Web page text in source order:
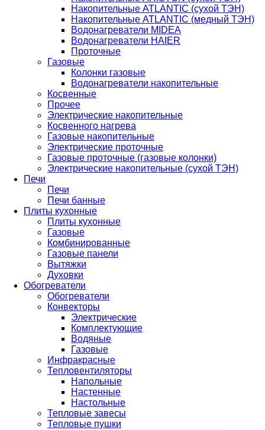
Накопительные ATLANTIC (сухой ТЭН)
Накопительные ATLANTIC (медный ТЭН)
Водонагреватели MIDEA
Водонагреватели HAIER
Проточные
Газовые
Колонки газовые
Водонагреватели накопительные
Косвенные
Прочее
Электрические накопительные
Косвенного нагрева
Газовые накопительные
Электрические проточные
Газовые проточные (газовые колонки)
Электрические накопительные (сухой ТЭН)
Печи
Печи
Печи банные
Плиты кухонные
Плиты кухонные
Газовые
Комбинированные
Газовые панели
Вытяжки
Духовки
Обогреватели
Обогреватели
Конвекторы
Электрические
Комплектующие
Водяные
Газовые
Инфракрасные
Тепловентиляторы
Напольные
Настенные
Настольные
Тепловые завесы
Тепловые пушки